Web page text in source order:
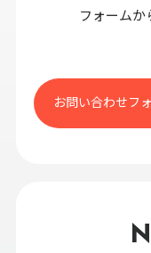
フォームか
お問い合わせフ